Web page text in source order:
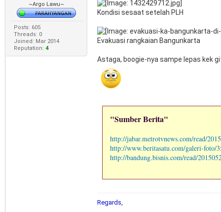
~Argo Lawu~
Posts: 605
Threads: 0
Joined: Mar 2014
Reputation: 4
Kondisi sesaat setelah PLH
Evakuasi rangkaian Bangunkarta
Astaga, boogie-nya sampe lepas kek
"Sumber Berita"
http://jabar.metrotvnews.com/read/
http://www.beritasatu.com/galeri-foto/
http://bandung.bisnis.com/read/
Regards,